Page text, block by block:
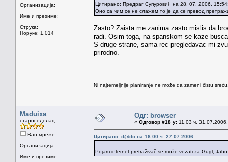
Организација:
Име и презиме:
Струка:
Поруке: 1.014
Цитирано: Предраг Супуровић на 28. 07. 2006,
Оно са чим се не слажем то је да се превод
Zasto? Zaista me zanima zasto mislis da
radi. Osim toga, na spanskom se kaze
S druge strane, sama rec pregledavac mi
prirodno.
Ni najtemeljnije planiranje ne može da zameni čistu
Maduixa
староседелац
Ван мреже
Организација:
Име и презиме:
Одг: browser
« Одговор #18 у: 11.03 ч.
Цитирано: d@do на 16.00 ч. 27.07.2006.
Pojam internet pretraživač se može vezati za Gugl,